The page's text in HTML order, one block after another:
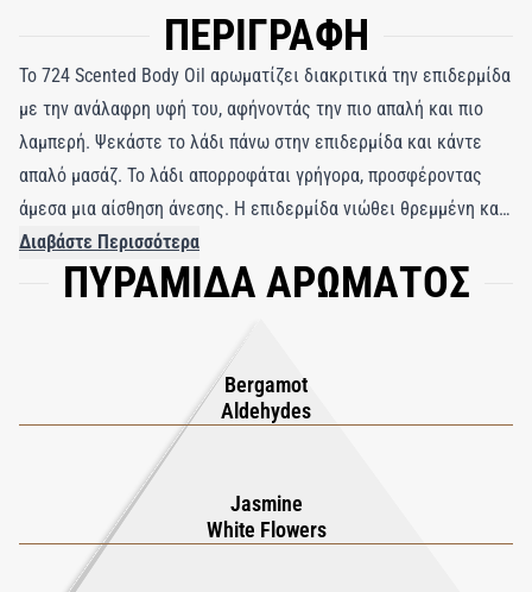
ΠΕΡΙΓΡΑΦΗ
Το 724 Scented Body Oil αρωματίζει διακριτικά την επιδερμίδα
με την ανάλαφρη υφή του, αφήνοντάς την πιο απαλή και πιο
λαμπερή. Ψεκάστε το λάδι πάνω στην επιδερμίδα και κάντε
απαλό μασάζ. Το λάδι απορροφάται γρήγορα, προσφέροντας
άμεσα μια αίσθηση άνεσης. Η επιδερμίδα νιώθει θρεμμένη και
ενυδατωμένη. Φωτεινό, ζωντανό και απολαυστικά εθιστικό, το
724 σας προσκαλεί να νιώσετε τον ρυθμό της πόλης. Στον
724 αποτυπώνει αυτό που έχουν κοινό όλες οι μεγαλουπόλεις:
εκείνη τη ζωηρή ενέργεια που πάλλεται σε απόλυτη αρμονία
σαν παλμός 724 χτύπων το λεπτό. Το 724 Scented Body Oil,
παρουσιασμένο στο εμβληματικό γυάλινο μπουκάλι του οίκου,
αποτελείται από έλαια γλυκού αμυγδάλου, macadamia, virgin
argan και πυρήνα βερίκοκου. Για να απολαύσετε μια στιγμή
ευεξίας και να παρατείνετε το sillage του αρώματός σας,
Διαβάστε Περισσότερα
ΠΥΡΑΜΙΔΑ ΑΡΩΜΑΤΟΣ
Bergamot
Aldehydes
Jasmine
White Flowers